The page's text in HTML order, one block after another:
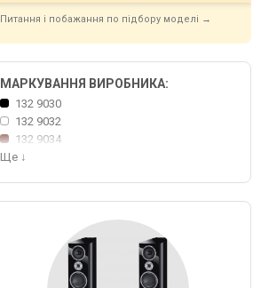
Питання і побажання по підбору моделі →
МАРКУВАННЯ ВИРОБНИКА:
132 9030
132 9032
132 9034
Ще ↓